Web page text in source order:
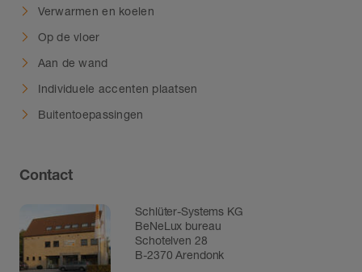
Verwarmen en koelen
Op de vloer
Aan de wand
Individuele accenten plaatsen
Buitentoepassingen
Contact
Schlüter-Systems KG
BeNeLux bureau
Schotelven 28
B-2370 Arendonk